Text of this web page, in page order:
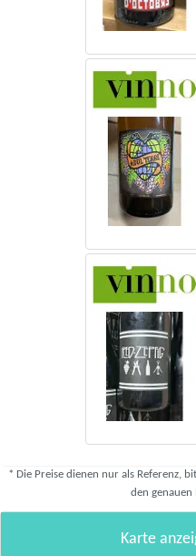
* Die Preise dienen nur als Referenz,
den genauen
Karte